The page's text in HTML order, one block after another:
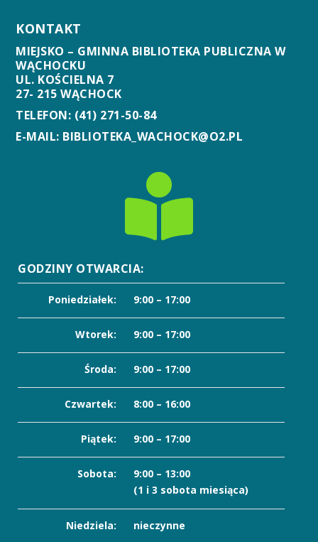
KONTAKT
MIEJSKO – GMINNA BIBLIOTEKA PUBLICZNA W
WĄCHOCKU
UL. KOŚCIELNA 7
27- 215 WĄCHOCK
TELEFON: (41) 271-50-84
E-MAIL: BIBLIOTEKA_WACHOCK@O2.PL

GODZINY OTWARCIA:
Poniedziałek: 9:00 – 17:00
Wtorek: 9:00 – 17:00
Środa: 9:00 – 17:00
Czwartek: 8:00 – 16:00
Piątek: 9:00 – 17:00
Sobota:
9:00 – 13:00
(1 i 3 sobota miesiąca)
Niedziela: nieczynne